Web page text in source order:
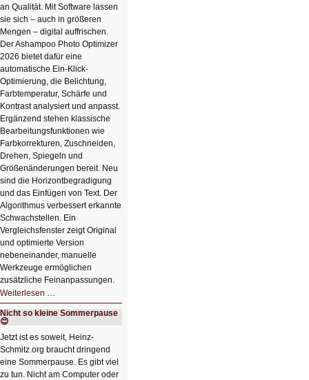
an Qualität. Mit Software lassen
sie sich – auch in größeren
Mengen – digital auffrischen.
Der Ashampoo Photo Optimizer
2026 bietet dafür eine
automatische Ein-Klick-
Optimierung, die Belichtung,
Farbtemperatur, Schärfe und
Kontrast analysiert und anpasst.
Ergänzend stehen klassische
Bearbeitungsfunktionen wie
Farbkorrekturen, Zuschneiden,
Drehen, Spiegeln und
Größenänderungen bereit. Neu
sind die Horizontbegradigung
und das Einfügen von Text. Der
Algorithmus verbessert erkannte
Schwachstellen. Ein
Vergleichsfenster zeigt Original
und optimierte Version
nebeneinander, manuelle
Werkzeuge ermöglichen
zusätzliche Feinanpassungen.
Weiterlesen …
Bildverschönerung
mit
einem
HIZ606:
Bildverschönerung
mit
einem
Klick
Nicht so kleine Sommerpause
😊
Jetzt ist es soweit, Heinz-
Schmitz.org braucht dringend
eine Sommerpause. Es gibt viel
zu tun. Nicht am Computer oder